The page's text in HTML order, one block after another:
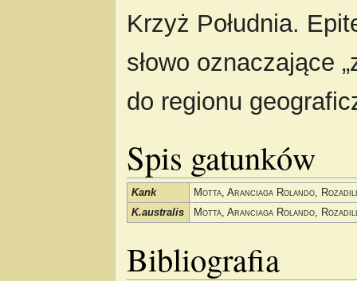
Krzyż Południa.
słowo oznaczające
do regionu
Spis gatunków
Kank
Motta, Aranciaga Rolando,
K.australis
Motta, Aranciaga Rolando,
Bibliografia